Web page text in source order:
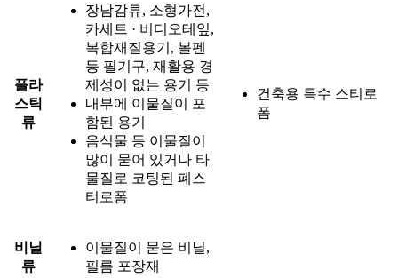
플라
스틱
류
장남감류, 소형가전,
카세트 · 비디오테잎,
복합재질용기, 볼펜
등 필기구, 재활용 경
제성이 없는 용기 등
내부에 이물질이 포
함된 용기
음식물 등 이물질이
많이 묻어 있거나 타
물질로 코팅된 폐스
티로폼
건축용 특수 스티로
폼
비닐
류
이물질이 묻은 비닐,
필름 포장재